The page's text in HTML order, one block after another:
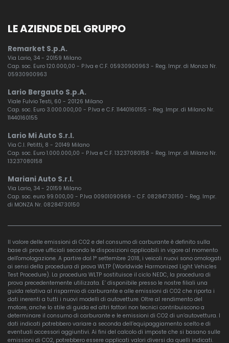
LE AZIENDE DEL GRUPPO
Remarket S.p.A.
Via Lario, 34 - 20159 Milano
Cap. soc. Euro 120.000,00 - P.Iva e C.F. 05930900963 - Reg. Impr. di Monza Nr.
05930900963
Lario Bergauto S.p.A.
Viale Fulvio Testi, 60 - 20126 Milano
Cap. soc. Euro 3.000.000,00 - P.Iva e C.F. 11440160155 - Reg. Impr. di Milano Nr.
11440160155
Lario Mi Auto S.r.l.
Via C.I. Petitti, 8 - 20149 Milano
Cap. soc. Euro 1.000.000,00 - P.Iva e C.F. 13237080158 - Reg. Impr. di Milano Nr.
13237080158
Mariani Auto S.r.l.
Via Lario, 34 - 20159 Milano
Cap. soc. euro 99.000,00 - P.Iva 00901090969 - C.F. 08284730150 - Reg. Impr.
di MONZA Nr. 08284730150
Il valore delle emissioni di CO2 e del consumo di carburante è definito sulla
base di prove ufficiali secondo le disposizioni applicabili in vigore al momento
dell'omologazione. A partire dal 1° settembre 2018, i veicoli nuovi sono omologati
ai sensi della procedura di prova WLTP (Worldwide Harmonized Light Vehicles
Test Procedure). La procedura WLTP sostituisce il ciclo NEDC, la procedura di
prova precedentemente utilizzata. E’ disponibile presso le nostre filiali una
guida relativa al risparmio di carburante e alle emissioni di CO2 che riporta i
dati inerenti a tutti i nuovi modelli di autovetture. Oltre al rendimento del
motore, anche lo stile di guida ed altri fattori non tecnici contribuiscono a
determinare il consumo di carburante e le emissioni di CO2 di un’autovettura. I
dati indicati potrebbero variare a seconda dell’equipaggiamento scelto e di
eventuali accessori aggiuntivi. Ai fini del calcolo di imposte che si basano sulle
emissioni di CO2, potrebbero essere applicati valori diversi da quelli indicati.